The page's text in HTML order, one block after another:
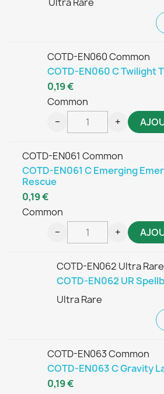
COTD-EN060 Common
COTD-EN060 C Twilight
Common
0,19 €
− +
COTD-EN061 Common
COTD-EN061 C Emerging
Rescue
Common
0,19 €
− +
COTD-EN062 Ultra Rare
COTD-EN062 UR
Ultra Rare
COTD-EN063 Common
COTD-EN063 C Gravity
0,19 €